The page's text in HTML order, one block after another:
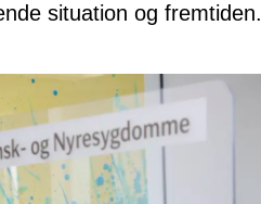
situation og fremtiden.